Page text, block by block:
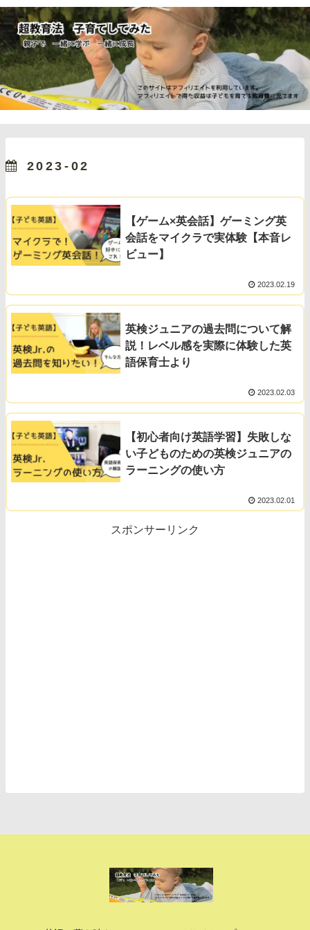
2023-02
【ゲーム×英会話】ゲーミング英
会話をマイクラで実体験【本音レ
ビュー】
2023.02.19
英検ジュニアの過去問について解
説！レベル感を実際に体験した英
語保育士より
2023.02.03
【初心者向け英語学習】失敗しな
い子どものための英検ジュニアの
ラーニングの使い方
2023.02.01
スポンサーリンク